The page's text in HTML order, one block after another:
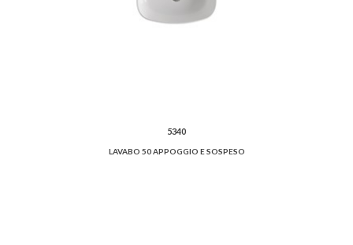
5340
LAVABO 50 APPOGGIO E SOSPESO